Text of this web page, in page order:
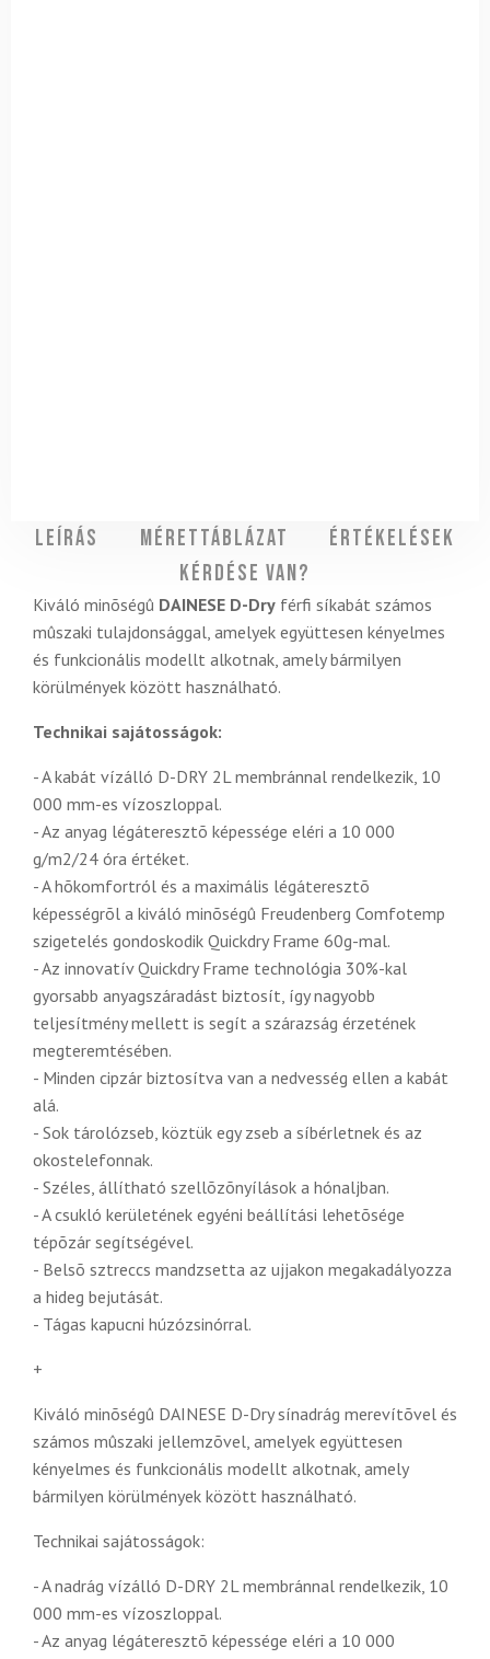
Leírás Mérettáblázat
Értékelések
Kérdése van?
Kiváló minõségû DAINESE D-Dry férfi síkabát számos
mûszaki tulajdonsággal, amelyek együttesen kényelmes
és funkcionális modellt alkotnak, amely bármilyen
körülmények között használható.
Technikai sajátosságok:
- A kabát vízálló D-DRY 2L membránnal rendelkezik, 10
000 mm-es vízoszloppal.
- Az anyag légáteresztõ képessége eléri a 10 000
g/m2/24 óra értéket.
- A hõkomfortról és a maximális légáteresztõ
képességrõl a kiváló minõségû Freudenberg Comfotemp
szigetelés gondoskodik Quickdry Frame 60g-mal.
- Az innovatív Quickdry Frame technológia 30%-kal
gyorsabb anyagszáradást biztosít, így nagyobb
teljesítmény mellett is segít a szárazság érzetének
megteremtésében.
- Minden cipzár biztosítva van a nedvesség ellen a kabát
alá.
- Sok tárolózseb, köztük egy zseb a síbérletnek és az
okostelefonnak.
- Széles, állítható szellõzõnyílások a hónaljban.
- A csukló kerületének egyéni beállítási lehetõsége
tépõzár segítségével.
- Belsõ sztreccs mandzsetta az ujjakon megakadályozza
a hideg bejutását.
- Tágas kapucni húzózsinórral.
+
Kiváló minõségû DAINESE D-Dry sínadrág merevítõvel és
számos mûszaki jellemzõvel, amelyek együttesen
kényelmes és funkcionális modellt alkotnak, amely
bármilyen körülmények között használható.
Technikai sajátosságok:
- A nadrág vízálló D-DRY 2L membránnal rendelkezik, 10
000 mm-es vízoszloppal.
- Az anyag légáteresztõ képessége eléri a 10 000